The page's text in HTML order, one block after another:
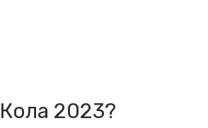
2023?